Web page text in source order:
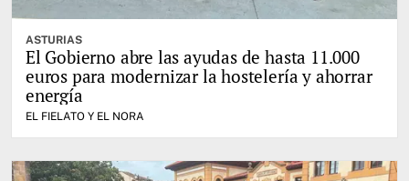
ASTURIAS
El Gobierno abre las ayudas de hasta 11.000
euros para modernizar la hostelería y ahorrar
energía
EL FIELATO Y EL NORA